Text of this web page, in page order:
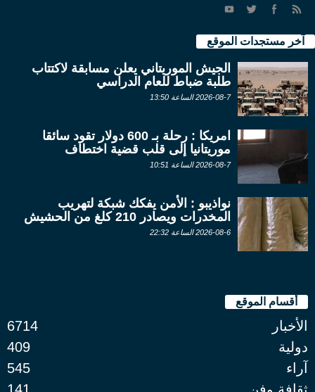
آخر مستجدات الموقع
الجيش الموريتاني يعلن مسابقة لاكتتاب
طلبة ضباط للعام الدراسي
2026-08-7 الساعة 13:50
امريكا : رحلة بـ 600 دولار تقود سائقا
موريتانيا إلى قلب قضية اختطاف
2026-08-7 الساعة 10:51
نواذيبو : الأمن يفكك شبكة لتهريب
المخدرات ويصادر 210 كلغ من الحشيش
2026-08-6 الساعة 22:32
أقسام الموقع
الأخبار
6714
دولية
409
آراء
545